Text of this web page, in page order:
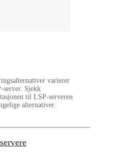
varierer
server. Sjekk
til LSP-serveren
alternativer.